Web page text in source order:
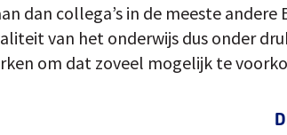
dan collega’s in de meeste
van het onderwijs dus onder
om dat zoveel mogelijk te